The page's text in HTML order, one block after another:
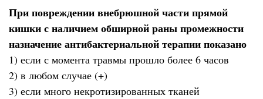
При повреждении внебрюшной части прямой
кишки с наличием обширной раны промежности
назначение антибактериальной терапии показано
1) если с момента травмы прошло более 6 часов
2) в любом случае (+)
3) если много некротизированных тканей